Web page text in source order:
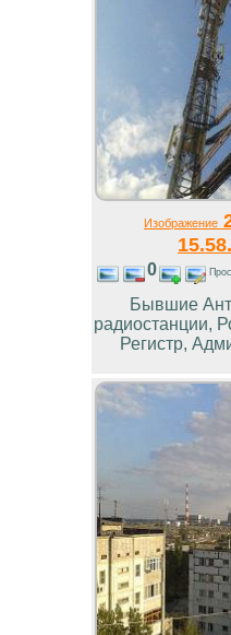
Изображение
0
Бывшие
радиостанции,
Регистр,